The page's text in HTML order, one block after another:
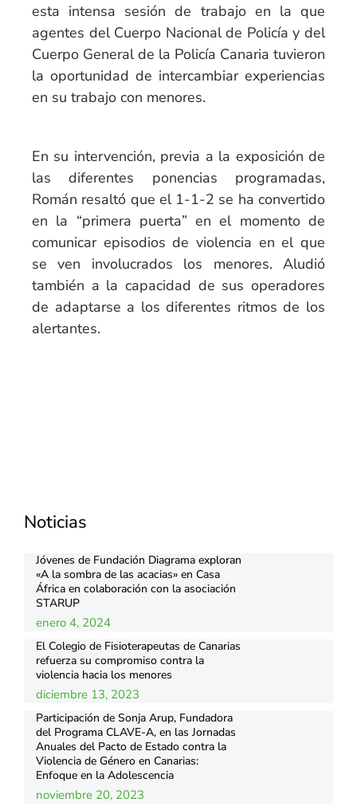
esta intensa sesión de trabajo en la que
agentes del Cuerpo Nacional de Policía y del
Cuerpo General de la Policía Canaria tuvieron
la oportunidad de intercambiar experiencias
en su trabajo con menores.
En su intervención, previa a la exposición de
las diferentes ponencias programadas,
Román resaltó que el 1-1-2 se ha convertido
en la “primera puerta” en el momento de
comunicar episodios de violencia en el que
se ven involucrados los menores. Aludió
también a la capacidad de sus operadores
de adaptarse a los diferentes ritmos de los
alertantes.
Noticias
Jóvenes de Fundación Diagrama exploran
«A la sombra de las acacias» en Casa
África en colaboración con la asociación
STARUP
enero 4, 2024
El Colegio de Fisioterapeutas de Canarias
refuerza su compromiso contra la
violencia hacia los menores
diciembre 13, 2023
Participación de Sonja Arup, Fundadora
del Programa CLAVE-A, en las Jornadas
Anuales del Pacto de Estado contra la
Violencia de Género en Canarias:
Enfoque en la Adolescencia
noviembre 20, 2023